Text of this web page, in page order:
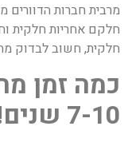
חלקם אחריות חלקית
חלקית, חשוב לבדוק מה
כמה זמן
7-10 שנים!